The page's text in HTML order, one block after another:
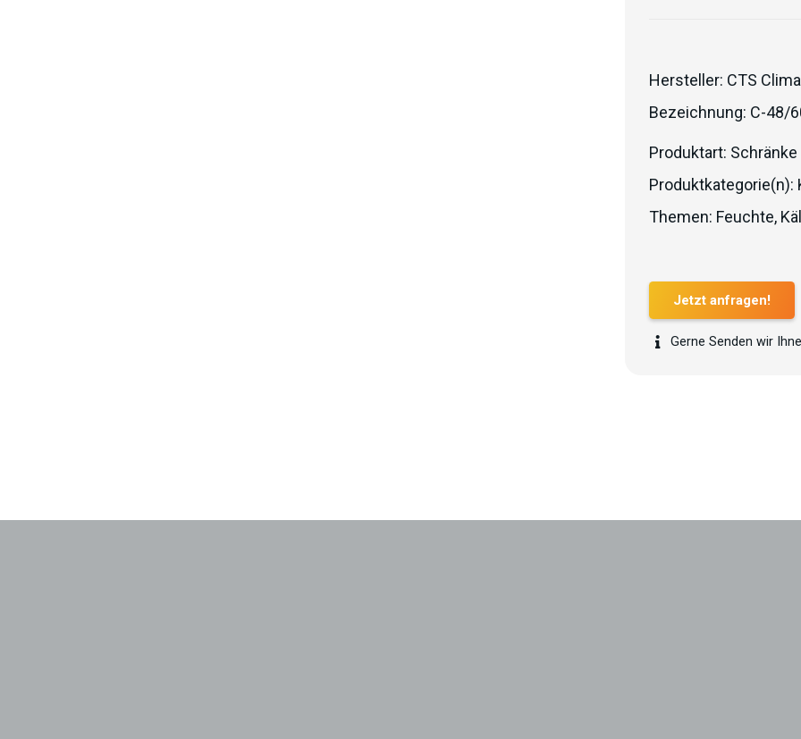
Hersteller: CTS
Bezeichnung: C-48/
Produktart: Schränke
Produktkategorie(n):
Themen: Feuchte,
Jetzt anfragen!
Gerne Senden wir